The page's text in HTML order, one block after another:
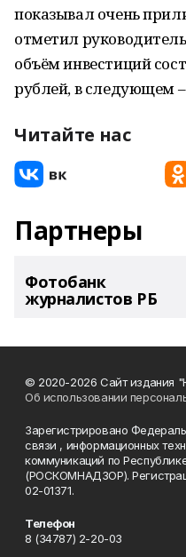
показывал очень
отметил
объём инвестиций
рублей, в следующем
Читайте нас
Партнеры
Фотобанк
журналистов РБ
© 2020-2026 Сайт издания
Об использовании
Зарегистрировано
связи , информационных
коммуникаций по
(РОСКОМНАДЗОР).
02-01371.
Телефон
8 (34787) 2-20-03